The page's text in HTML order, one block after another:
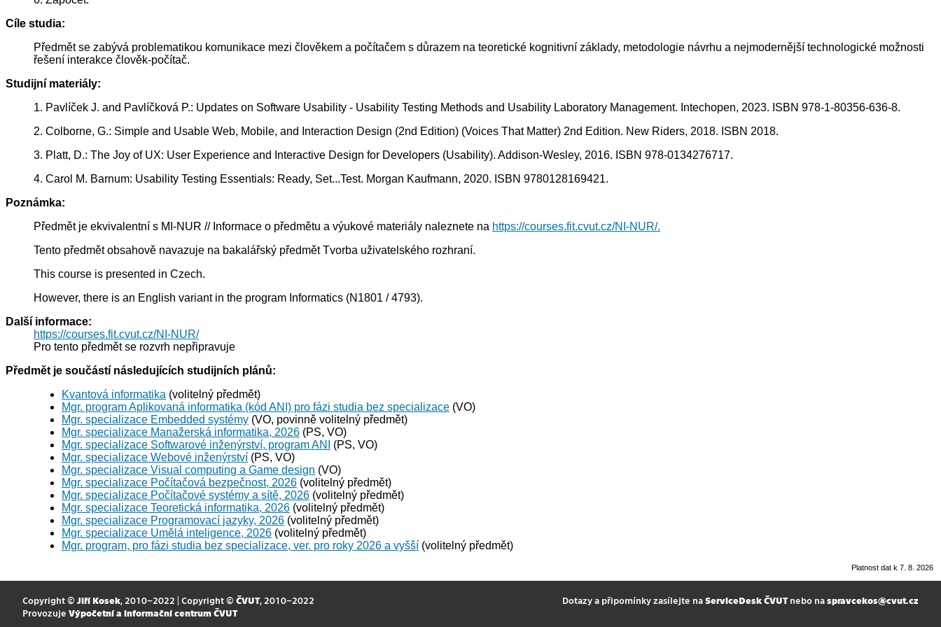
Cíle studia:
Předmět se zabývá problematikou komunikace mezi člověkem a počítačem s důrazem na teoretické kognitivní základy, metodologie návrhu a nejmodernější technologické možnosti
řešení interakce člověk-počítač.
Studijní materiály:
1. Pavlíček J. and Pavlíčková P.: Updates on Software Usability - Usability Testing Methods and Usability Laboratory Management. Intechopen, 2023. ISBN 978-1-80356-636-8.
2. Colborne, G.: Simple and Usable Web, Mobile, and Interaction Design (2nd Edition) (Voices That Matter) 2nd Edition. New Riders, 2018. ISBN 2018.
3. Platt, D.: The Joy of UX: User Experience and Interactive Design for Developers (Usability). Addison-Wesley, 2016. ISBN 978-0134276717.
4. Carol M. Barnum: Usability Testing Essentials: Ready, Set...Test. Morgan Kaufmann, 2020. ISBN 9780128169421.
Poznámka:
Předmět je ekvivalentní s MI-NUR // Informace o předmětu a výukové materiály naleznete na https://courses.fit.cvut.cz/NI-NUR/.
Tento předmět obsahově navazuje na bakalářský předmět Tvorba uživatelského rozhraní.
This course is presented in Czech.
However, there is an English variant in the program Informatics (N1801 / 4793).
Další informace:
https://courses.fit.cvut.cz/NI-NUR/
Pro tento předmět se rozvrh nepřipravuje
Předmět je součástí následujících studijních plánů:
Kvantová informatika (volitelný předmět)
Mgr. program Aplikovaná informatika (kód ANI) pro fázi studia bez specializace (VO)
Mgr. specializace Embedded systémy (VO, povinně volitelný předmět)
Mgr. specializace Manažerská informatika, 2026 (PS, VO)
Mgr. specializace Softwarové inženýrství, program ANI
(PS, VO)
Mgr. specializace Webové inženýrství (PS, VO)
Mgr. specializace Visual computing a Game design (VO)
Mgr. specializace Počítačová bezpečnost, 2026 (volitelný předmět)
Mgr. specializace Počítačové systémy a sítě, 2026 (volitelný předmět)
Mgr. specializace Teoretická informatika, 2026 (volitelný předmět)
Mgr. specializace Programovací jazyky, 2026 (volitelný předmět)
Mgr. specializace Umělá inteligence, 2026 (volitelný předmět)
Mgr. program, pro fázi studia bez specializace, ver. pro roky 2026 a vyšší (volitelný předmět)
Platnost dat k 7. 8. 2026
Copyright © Jiří Kosek, 2010–2022 | Copyright © ČVUT, 2010–2022
Provozuje Výpočetní a informační centrum ČVUT
Dotazy a připomínky zasílejte naServiceDesk ČVUTnebo naspravcekos@cvut.cz